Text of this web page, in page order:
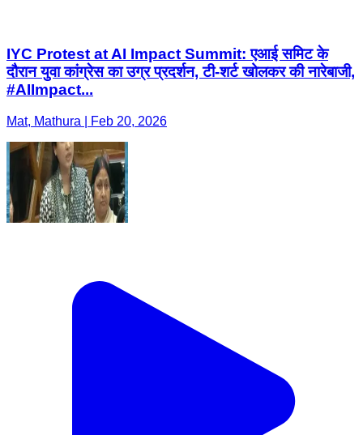
IYC Protest at AI Impact Summit: एआई समिट के
दौरान युवा कांग्रेस का उग्र प्रदर्शन, टी-शर्ट खोलकर की नारेबाजी,
#AIImpact...
Mat, Mathura | Feb 20, 2026